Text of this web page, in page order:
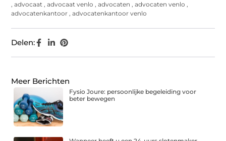
,advocaat ,advocaat venlo ,advocaten ,advocaten venlo ,
advocatenkantoor ,advocatenkantoor venlo
Delen:
Meer Berichten
Fysio Joure: persoonlijke begeleiding voor
beter bewegen